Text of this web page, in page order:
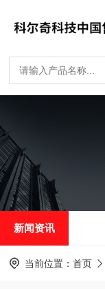
新闻资讯
当前位置： 首页